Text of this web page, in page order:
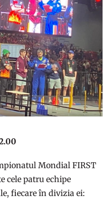
Mondial FIRST
cele patru echipe
fiecare în divizia ei: